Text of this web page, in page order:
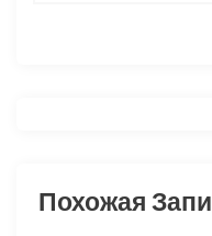
ц
Похожая